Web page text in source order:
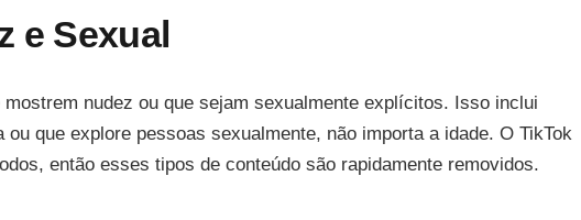
e Sexual
nudez ou que sejam sexualmente explícitos. Isso inclui
que explore pessoas sexualmente, não importa a idade. O TikTok
então esses tipos de conteúdo são rapidamente removidos.